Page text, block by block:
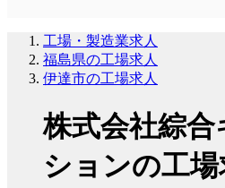
工場・製造業求人
福島県の工場求人
伊達市の工場求人
株式会社綜
ションの工場